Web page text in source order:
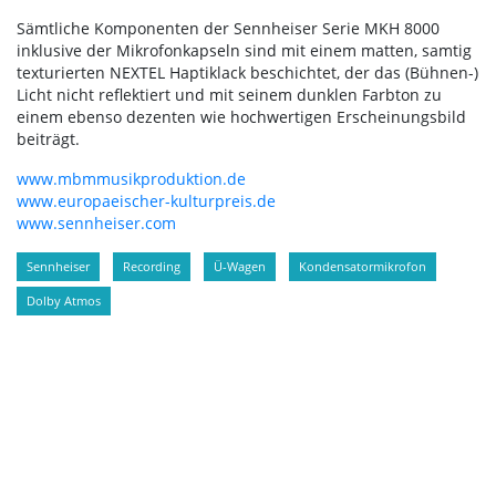
Sämtliche Komponenten der Sennheiser Serie MKH 8000
inklusive der Mikrofonkapseln sind mit einem matten, samtig
texturierten NEXTEL Haptiklack beschichtet, der das (Bühnen-)
Licht nicht reflektiert und mit seinem dunklen Farbton zu
einem ebenso dezenten wie hochwertigen Erscheinungsbild
beiträgt.
www.mbmmusikproduktion.de
www.europaeischer-kulturpreis.de
www.sennheiser.com
Sennheiser Recording Ü-Wagen Kondensatormikrofon
Dolby Atmos